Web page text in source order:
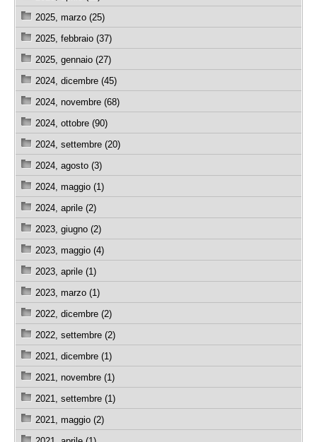
2025, marzo (25)
2025, febbraio (37)
2025, gennaio (27)
2024, dicembre (45)
2024, novembre (68)
2024, ottobre (90)
2024, settembre (20)
2024, agosto (3)
2024, maggio (1)
2024, aprile (2)
2023, giugno (2)
2023, maggio (4)
2023, aprile (1)
2023, marzo (1)
2022, dicembre (2)
2022, settembre (2)
2021, dicembre (1)
2021, novembre (1)
2021, settembre (1)
2021, maggio (2)